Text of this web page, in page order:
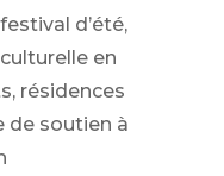
d’été,
en
résidences
de soutien à